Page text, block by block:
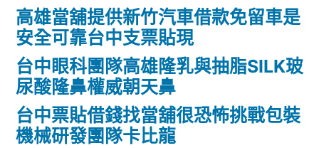
高雄當舖提供新竹汽車借款免留車是
安全可靠台中支票貼現
台中眼科團隊高雄隆乳與抽脂SILK玻
尿酸隆鼻權威朝天鼻
台中票貼借錢找當舖很恐怖挑戰包裝
機械研發團隊卡比龍